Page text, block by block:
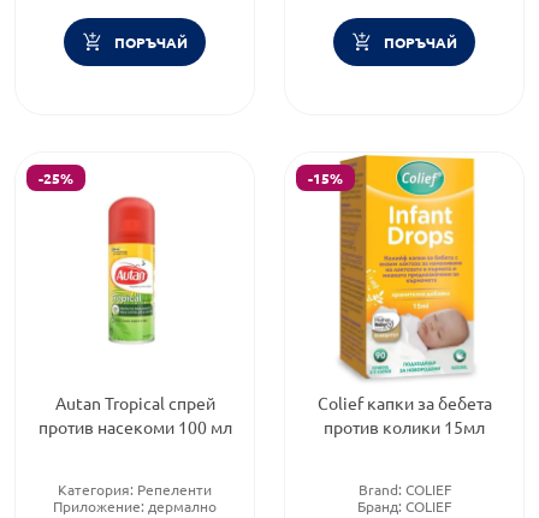
ПОРЪЧАЙ ПОРЪЧАЙ
-25%
Autan Tropical спрей
против насекоми 100 мл
Категория: Репеленти
Приложение: дермално
-15%
Colief капки за бебета
против колики 15мл
Brand: COLIEF
Бранд: COLIEF